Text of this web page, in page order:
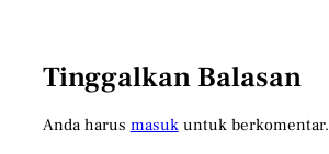
Tinggalkan Balasan
Anda harus masukuntuk berkomentar.